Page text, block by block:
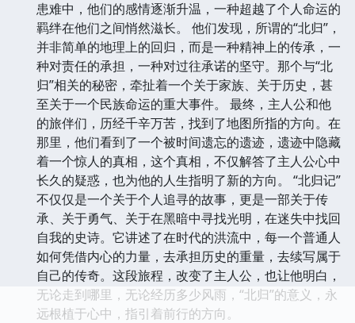
患难中，他们的感情逐渐升温，一种超越了个人命运的
羁绊在他们之间悄然滋长。 他们发现，所谓的“北归”，
并非简单的地理上的回归，而是一种精神上的传承，一
种对责任的承担，一种对过往承诺的坚守。那个与“北
归”相关的秘密，牵扯着一个关于家族、关于历史，甚
至关于一个民族命运的重大事件。 最终，主人公和他
的旅伴们，历经千辛万苦，找到了地图所指的方向。在
那里，他们看到了一个被时间遗忘的遗迹，遗迹中隐藏
着一个惊人的真相，这个真相，不仅解答了主人公心中
长久的疑惑，也为他的人生指明了新的方向。 “北归记”
不仅仅是一个关于个人追寻的故事，更是一部关于传
承、关于勇气、关于在黑暗中寻找光明，在迷失中找回
自我的史诗。它讲述了在时代的洪流中，每一个普通人
如何凭借内心的力量，去承担历史的重量，去续写属于
自己的传奇。这段旅程，改变了主人公，也让他明白，
无论走到哪里，无论经历多少风雨，“北归”的意义，永
远根植于心中，指引着前行的方向。